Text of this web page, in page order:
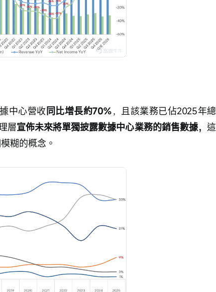
中心營收同比增長約70%，且該業務已佔2025年總
層宣佈未來將單獨披露數據中心業務的銷售數據，這
糊的概念。